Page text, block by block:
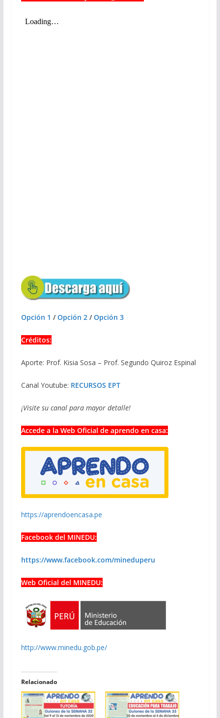
Opción 1 /Opción 2/Opción 3
Créditos:
Aporte: Prof. Kisia Sosa – Prof. Segundo Quiroz Espinal
Canal Youtube: RECURSOS EPT
¡Visite su canal para mayor detalle!
Accede a la Web Oficial de aprendo en casa:
https://aprendoencasa.pe
Facebook del MINEDU:
https://www.facebook.com/mineduperu
Web Oficial del MINEDU:
http://www.minedu.gob.pe/
Relacionado